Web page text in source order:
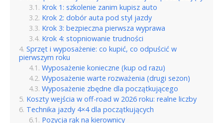
Krok 1: szkolenie zanim kupisz auto
Krok 2: dobór auta pod styl jazdy
Krok 3: bezpieczna pierwsza wyprawa
Krok 4: stopniowanie trudności
Sprzęt i wyposażenie: co kupić, co odpuścić w
pierwszym roku
Wyposażenie konieczne (kup od razu)
Wyposażenie warte rozważenia (drugi sezon)
Wyposażenie zbędne dla początkującego
Koszty wejścia w off-road w 2026 roku: realne liczby
Technika jazdy 4×4 dla początkujących
Pozycja rąk na kierownicy